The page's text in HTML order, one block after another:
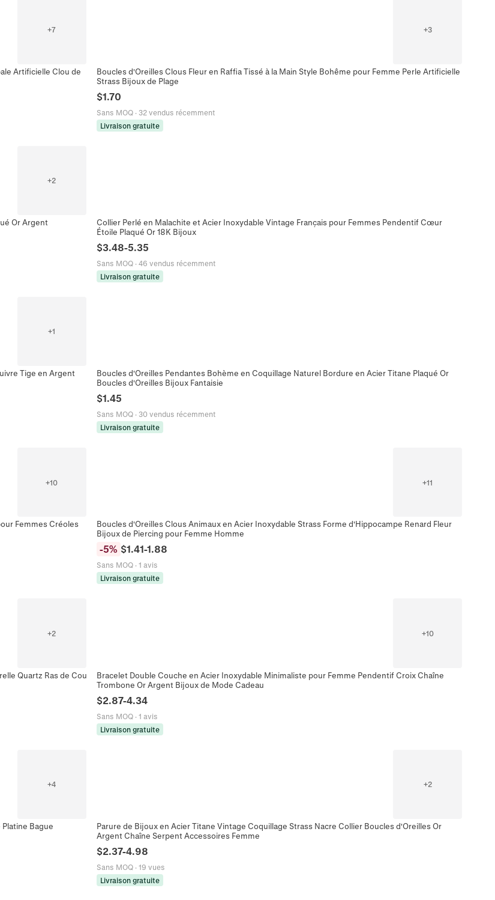
+7
Artificielle Clou de
+3
Boucles d'Oreilles Clous Fleur en Raffia Tissé à la Main Style Bohême pour Femme Perle Artificielle
Strass Bijoux de Plage
$1.70
Sans MOQ · 32 vendus récemment
Livraison gratuite
+2
Or Argent
Collier Perlé en Malachite et Acier Inoxydable Vintage Français pour Femmes Pendentif Cœur
Étoile Plaqué Or 18K Bijoux
$3.48-5.35
Sans MOQ · 46 vendus récemment
Livraison gratuite
+1
Tige en Argent
Boucles d'Oreilles Pendantes Bohème en Coquillage Naturel Bordure en Acier Titane Plaqué Or
Boucles d'Oreilles Bijoux Fantaisie
$1.45
Sans MOQ · 30 vendus récemment
Livraison gratuite
+10
Femmes Créoles
+11
Boucles d'Oreilles Clous Animaux en Acier Inoxydable Strass Forme d'Hippocampe Renard Fleur
Bijoux de Piercing pour Femme Homme
-5% $1.41-1.88
Sans MOQ · 1 avis
Livraison gratuite
+2
Quartz Ras de Cou
+10
Bracelet Double Couche en Acier Inoxydable Minimaliste pour Femme Pendentif Croix Chaîne
Trombone Or Argent Bijoux de Mode Cadeau
$2.87-4.34
Sans MOQ · 1 avis
Livraison gratuite
+4
Bague
+2
Parure de Bijoux en Acier Titane Vintage Coquillage Strass Nacre Collier Boucles d'Oreilles Or
Argent Chaîne Serpent Accessoires Femme
$2.37-4.98
Sans MOQ · 19 vues
Livraison gratuite